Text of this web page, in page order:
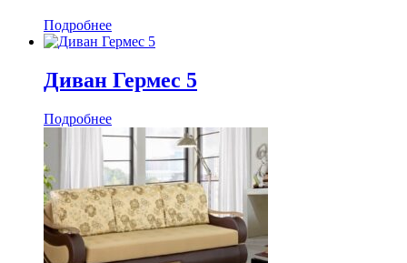
Подробнее
Диван Гермес 5
Подробнее